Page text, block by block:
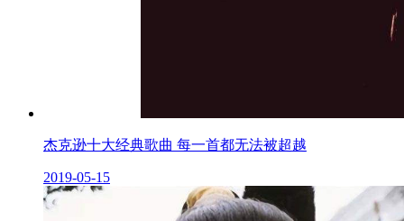
杰克逊十大经典歌曲 每一首都无法被超越
2019-05-15